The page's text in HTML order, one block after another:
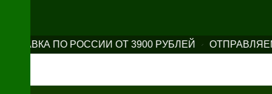
ПО РОССИИ ОТ 3900 РУБЛЕЙ